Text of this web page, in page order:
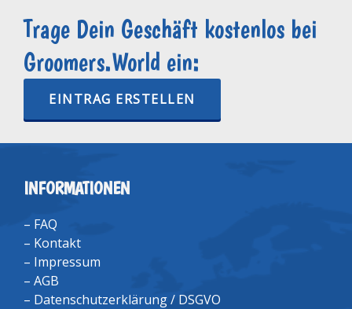
Trage Dein Geschäft kostenlos bei
Groomers.World ein:
EINTRAG ERSTELLEN
INFORMATIONEN
– FAQ
– Kontakt
– Impressum
– AGB
– Datenschutzerklärung / DSGVO